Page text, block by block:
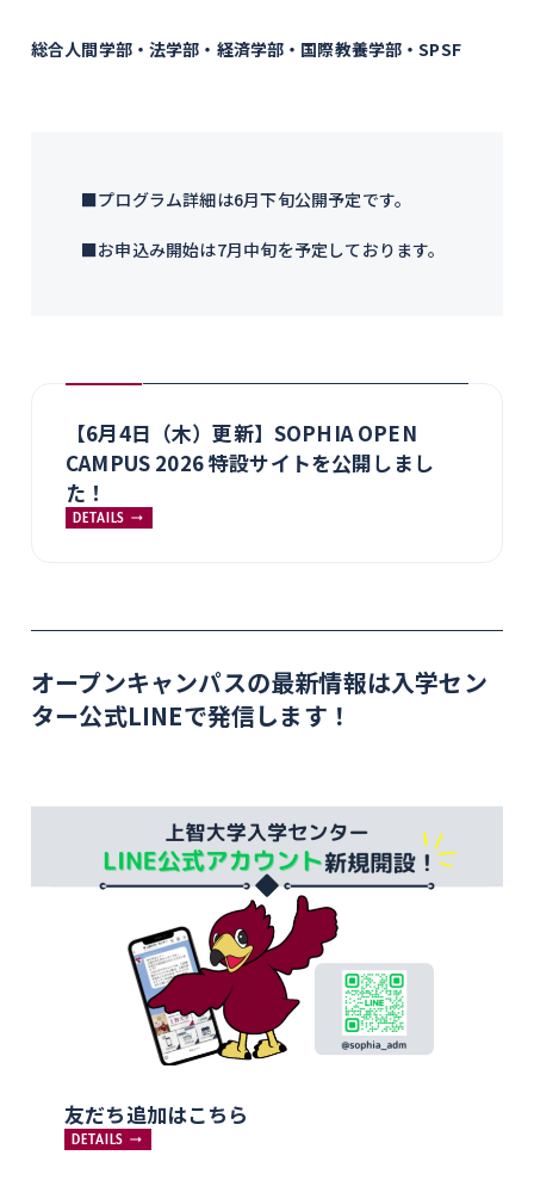
総合人間学部・法学部・経済学部・国際教養学部・SPSF
■プログラム詳細は6月下旬公開予定です。
■お申込み開始は7月中旬を予定しております。
【6月4日（木）更新】SOPHIA OPEN
CAMPUS 2026 特設サイトを公開しまし
た！
DETAILS
オープンキャンパスの最新情報は入学セン
ター公式LINEで発信します！
友だち追加はこちら
DETAILS